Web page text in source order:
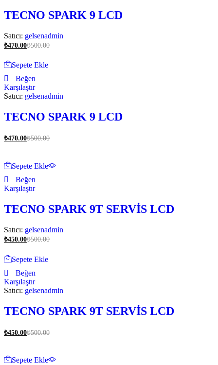
TECNO SPARK 9 LCD
Satıcı: gelsenadmin
₺470.00₺500.00
Sepete Ekle
Beğen
Karşılaştır
Satıcı: gelsenadmin
TECNO SPARK 9 LCD
₺470.00₺500.00
Sepete Ekle
Beğen
Karşılaştır
TECNO SPARK 9T SERVİS LCD
Satıcı: gelsenadmin
₺450.00₺500.00
Sepete Ekle
Beğen
Karşılaştır
Satıcı: gelsenadmin
TECNO SPARK 9T SERVİS LCD
₺450.00₺500.00
Sepete Ekle